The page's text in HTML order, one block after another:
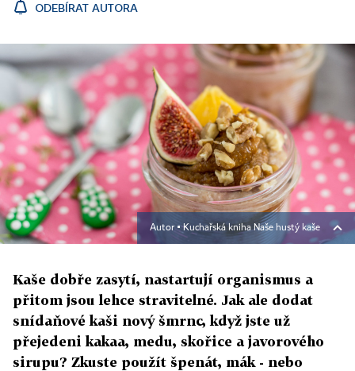
ODEBÍRAT AUTORA
Autor ▪Kuchařská kniha Naše hustý kaše
Kaše dobře zasytí, nastartují organismus a
přitom jsou lehce stravitelné. Jak ale dodat
snídaňové kaši nový šmrnc, když jste už
přejedeni kakaa, medu, skořice a javorového
sirupu? Zkuste použít špenát, mák - nebo